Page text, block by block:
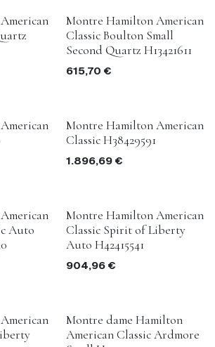
Montre Hamilton American
Classic Boulton Small
Second Quartz H13421611
615,70 €
Montre Hamilton American
Classic H38429591
1.896,69€
Auto
Montre Hamilton American
Classic Spirit of Liberty
Auto H42415541
904,96€
Montre dame Hamilton
American Classic Ardmore